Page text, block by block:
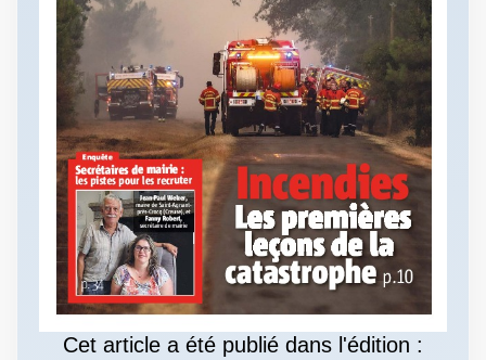
Cet article a été publié dans l'édition :